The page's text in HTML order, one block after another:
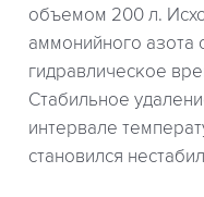
объемом 200 л.
аммонийного азота
гидравлическое
Стабильное
интервале
становился